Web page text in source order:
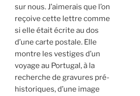
sur nous. J’aimerais que l’on
reçoive cette lettre comme
si elle était écrite au dos
d’une carte postale. Elle
montre les vestiges d’un
voyage au Portugal, à la
recherche de gravures pré-
historiques, d’une image